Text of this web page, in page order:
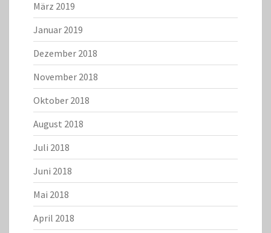
März 2019
Januar 2019
Dezember 2018
November 2018
Oktober 2018
August 2018
Juli 2018
Juni 2018
Mai 2018
April 2018